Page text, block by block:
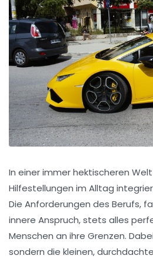
In einer immer hektischeren
Hilfestellungen im Alltag
Die Anforderungen des Berufs,
innere Anspruch, stets alles
Menschen an ihre Grenzen.
sondern die kleinen,